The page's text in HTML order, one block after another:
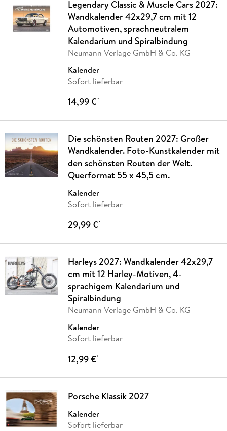
Legendary Classic & Muscle Cars 2027:
Wandkalender 42x29,7 cm mit 12
Automotiven, sprachneutralem
Kalendarium und Spiralbindung
Neumann Verlage GmbH & Co. KG
Kalender
Sofort lieferbar
14,99 €*
Die schönsten Routen 2027: Großer
Wandkalender. Foto-Kunstkalender mit
den schönsten Routen der Welt.
Querformat 55 x 45,5 cm.
Kalender
Sofort lieferbar
29,99 €*
Harleys 2027: Wandkalender 42x29,7
cm mit 12 Harley-Motiven, 4-
sprachigem Kalendarium und
Spiralbindung
Neumann Verlage GmbH & Co. KG
Kalender
Sofort lieferbar
12,99 €*
Porsche Klassik 2027
Kalender
Sofort lieferbar